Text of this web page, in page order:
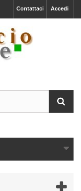
Accedi
Contattaci